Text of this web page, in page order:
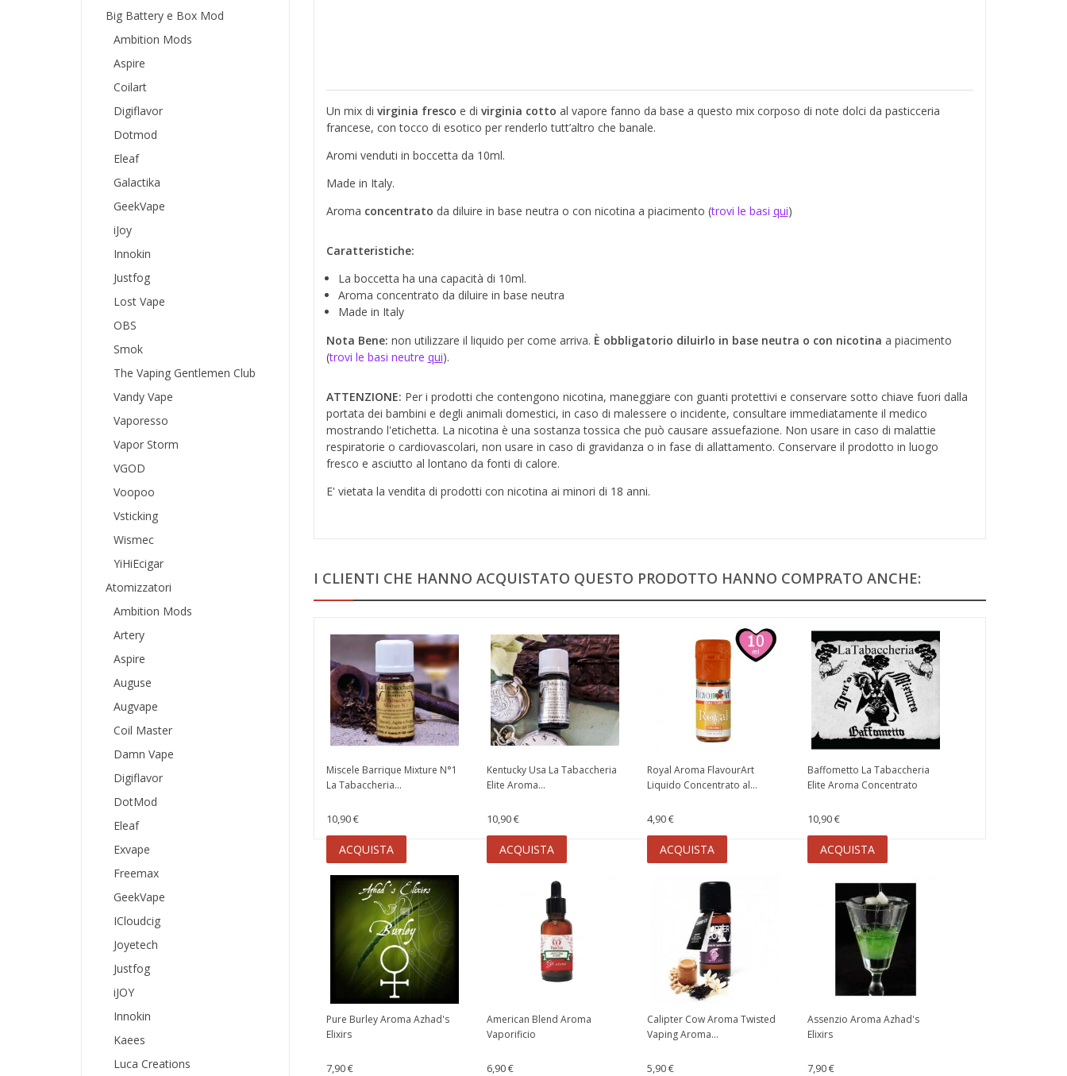
Big Battery e Box Mod
Ambition Mods
Aspire
Coilart
Digiflavor
Dotmod
Eleaf
Galactika
GeekVape
iJoy
Innokin
Justfog
Lost Vape
OBS
Smok
The Vaping Gentlemen Club
Vandy Vape
Vaporesso
Vapor Storm
VGOD
Voopoo
Vsticking
Wismec
YiHiEcigar
Atomizzatori
Ambition Mods
Artery
Aspire
Auguse
Augvape
Coil Master
Damn Vape
Digiflavor
DotMod
Eleaf
Exvape
Freemax
GeekVape
ICloudcig
Joyetech
Justfog
iJOY
Innokin
Kaees
Luca Creations
Un mix di virginia fresco e di virginia cotto al vapore fanno da base a questo mix corposo di note dolci da pasticceria
francese, con tocco di esotico per renderlo tutt’altro che banale.
Aromi venduti in boccetta da 10ml.
Made in Italy.
Aroma concentrato da diluire in base neutra o con nicotina a piacimento (trovi le basi qui)
Caratteristiche:
La boccetta ha una capacità di 10ml.
Aroma concentrato da diluire in base neutra
Made in Italy
Nota Bene: non utilizzare il liquido per come arriva. È obbligatorio diluirlo in base neutra o con nicotina a piacimento
(trovi le basi neutre qui).
ATTENZIONE: Per i prodotti che contengono nicotina, maneggiare con guanti protettivi e conservare sotto chiave fuori dalla
portata dei bambini e degli animali domestici, in caso di malessere o incidente, consultare immediatamente il medico
mostrando l'etichetta. La nicotina è una sostanza tossica che può causare assuefazione. Non usare in caso di malattie
respiratorie o cardiovascolari, non usare in caso di gravidanza o in fase di allattamento. Conservare il prodotto in luogo
fresco e asciutto al lontano da fonti di calore.
E' vietata la vendita di prodotti con nicotina ai minori di 18 anni.
I CLIENTI CHE HANNO ACQUISTATO QUESTO PRODOTTO HANNO COMPRATO ANCHE:
Miscele Barrique Mixture N°1
La Tabaccheria...
10,90 €
ACQUISTA
Kentucky Usa La Tabaccheria
Elite Aroma...
10,90 €
ACQUISTA
Royal Aroma FlavourArt
Liquido Concentrato al...
4,90 €
ACQUISTA
Baffometto La Tabaccheria
Elite Aroma Concentrato
10,90 €
ACQUISTA
Pure Burley Aroma Azhad's
Elixirs
7,90 €
American Blend Aroma
Vaporificio
6,90 €
Calipter Cow Aroma Twisted
Vaping Aroma...
5,90 €
Assenzio Aroma Azhad's
Elixirs
7,90 €